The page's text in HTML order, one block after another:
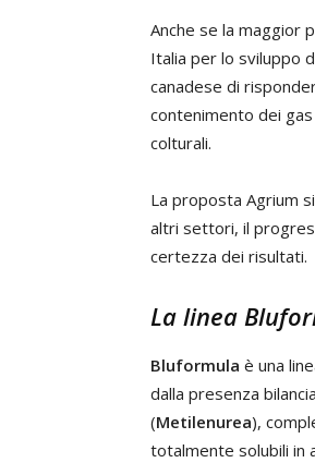
Anche se la maggior
Italia per lo sviluppo
canadese di
contenimento dei
colturali.
La proposta Agrium
altri settori, il
certezza dei risultati.
La linea
Bluformula è una
dalla presenza
(Metilenurea),
totalmente solubili in